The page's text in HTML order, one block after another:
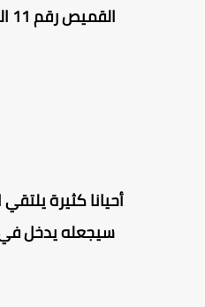
القميص رقم 11 الشهير ، و كان ذلك في فترة رئاسة سانتياغو بيرنابيو أحد أعظم رؤساء الميرينغي في التاريخ .
سيجعله يدخل في